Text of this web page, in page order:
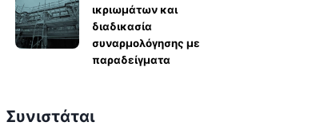
ικριωμάτων και
διαδικασία
συναρμολόγησης με
παραδείγματα
Συνιστάται